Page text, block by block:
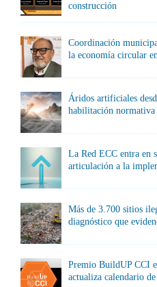
construcción
Coordinación
la economía circular
Áridos artificiales
habilitación
La Red ECC entra en
articulación a la
Más de 3.700 sitios
diagnóstico que
Premio BuildUP CCI
actualiza calendario